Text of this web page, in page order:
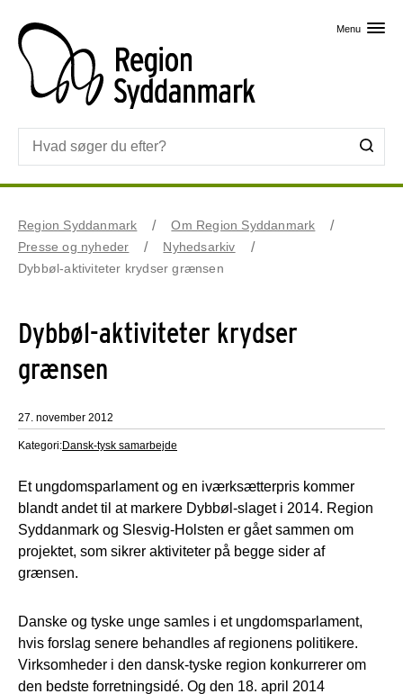
Menu
Region Syddanmark
Om Region Syddanmark
Presse og nyheder
Nyhedsarkiv
Dybbøl-aktiviteter krydser grænsen
Dybbøl-aktiviteter krydser
grænsen
27. november 2012
Kategori:Dansk-tysk samarbejde
Et ungdomsparlament og en iværksætterpris kommer
blandt andet til at markere Dybbøl-slaget i 2014. Region
Syddanmark og Slesvig-Holsten er gået sammen om
projektet, som sikrer aktiviteter på begge sider af
grænsen.
Danske og tyske unge samles i et ungdomsparlament,
hvis forslag senere behandles af regionens politikere.
Virksomheder i den dansk-tyske region konkurrerer om
den bedste forretningsidé. Og den 18. april 2014